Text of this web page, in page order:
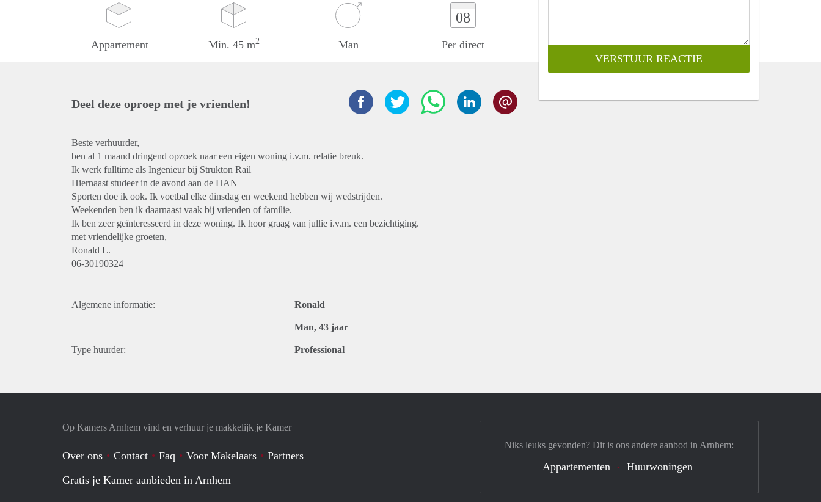
Appartement Min. 45 m2 Man
08
Per direct
Deel deze oproep met je vrienden!
Beste verhuurder,
ben al 1 maand dringend opzoek naar een eigen woning i.v.m. relatie breuk.
Ik werk fulltime als Ingenieur bij Strukton Rail
Hiernaast studeer in de avond aan de HAN
Sporten doe ik ook. Ik voetbal elke dinsdag en weekend hebben wij wedstrijden.
Weekenden ben ik daarnaast vaak bij vrienden of familie.
Ik ben zeer geïnteresseerd in deze woning. Ik hoor graag van jullie i.v.m. een bezichtiging.
met vriendelijke groeten,
Ronald L.
06-30190324
Algemene informatie: Ronald
Man, 43 jaar
Type huurder: Professional
Op Kamers Arnhem vind en verhuur je makkelijk je Kamer
Over ons Contact Faq Voor Makelaars
Partners
Gratis je Kamer aanbieden in Arnhem
Niks leuks gevonden? Dit is ons andere aanbod in Arnhem:
Appartementen Huurwoningen